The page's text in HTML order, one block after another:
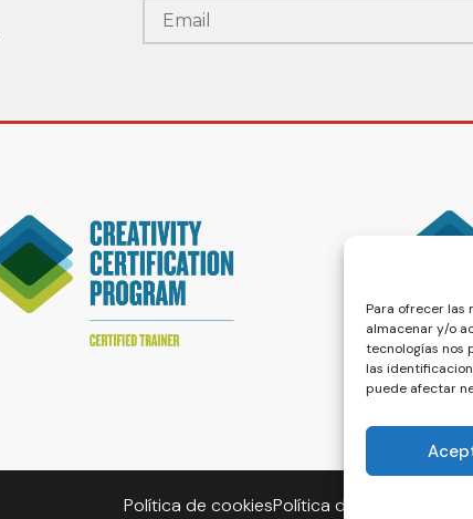
Para ofrecer las
almacenar y/o
tecnologías nos
las
puede afectar
Política de cookiesPolítica de privacidad